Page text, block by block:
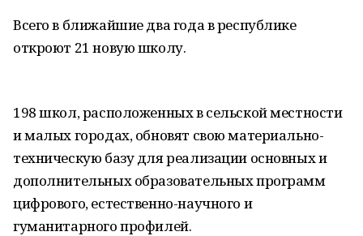
Всего в ближайшие два года в республике
откроют 21 новую школу.
198 школ, расположенных в сельской местности
и малых городах, обновят свою материально-
техническую базу для реализации основных и
дополнительных образовательных программ
цифрового, естественно-научного и
гуманитарного профилей.